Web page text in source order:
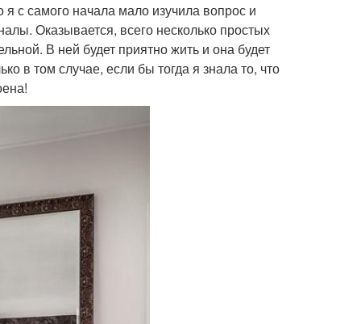
с самого начала мало изучила вопрос и
Оказывается, всего несколько простых
В ней будет приятно жить и она будет
в том случае, если бы тогда я знала то, что